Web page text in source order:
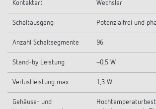
Kontaktart Wechsler
Schaltausgang Potenzialfrei und
Anzahl Schaltsegmente 96
Stand-by Leistung ~0,5 W
Verlustleistung max. 1,3 W
Gehäuse- und